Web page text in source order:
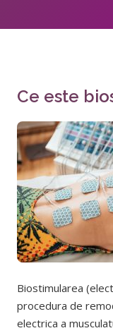
Ce este
Biostimularea
procedura de
electrica a